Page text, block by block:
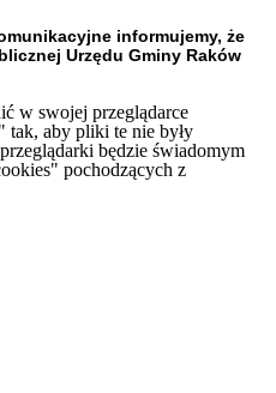
informujemy, że
Urzędu Gminy Raków
w swojej przeglądarce
tak, aby pliki te nie były
będzie świadomym
pochodzących z